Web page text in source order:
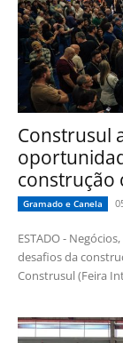
Construsul
construção
Gramado e Canela
ESTADO -
desafios da
Construsul (Feira